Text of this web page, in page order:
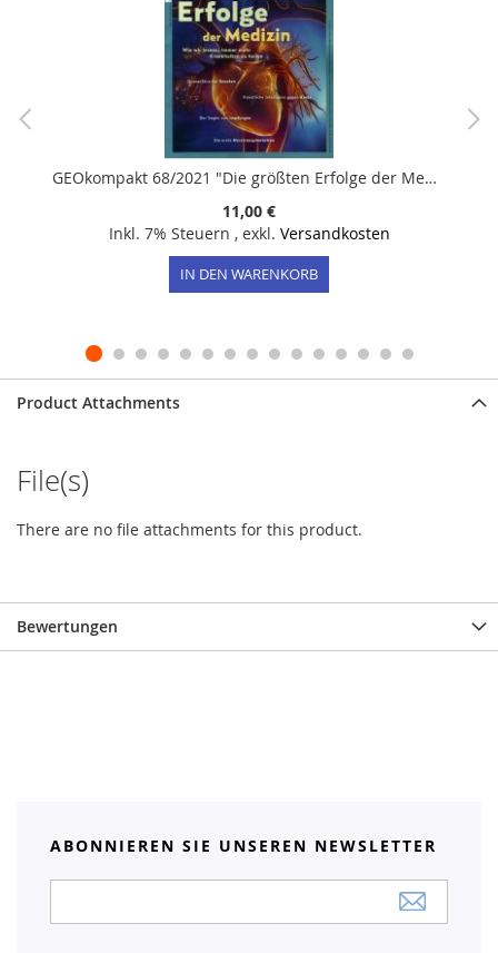
GEOkompakt 68/2021 "Die größten Erfolge der Medizin"
11,00 €
Inkl. 7% Steuern , exkl. Versandkosten
IN DEN WARENKORB
Product Attachments
File(s)
There are no file attachments for this product.
Bewertungen
ABONNIEREN SIE UNSEREN NEWSLETTER
Newsletter: